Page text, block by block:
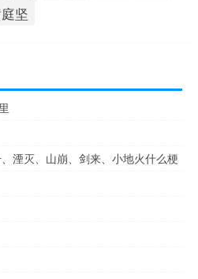
坚
湮灭、山崩、剑来、小地火什么梗